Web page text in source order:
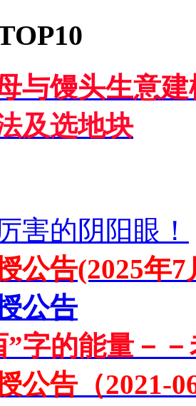
与馒头生意建
及选地块
害的阴阳眼！
公告(2025年
公告
”字的能量－
公告（2021-